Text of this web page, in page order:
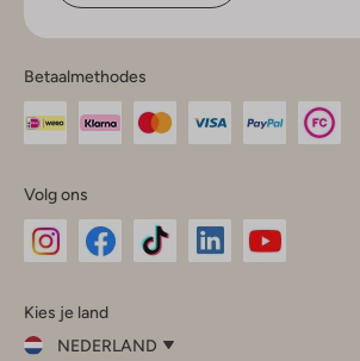
Betaalmethodes
Volg ons
InstagramFacebook
Kies je land
NEDERLAND